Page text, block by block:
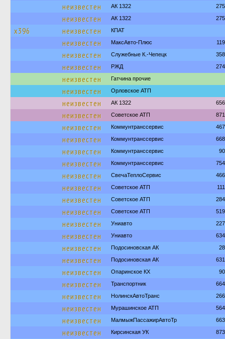
неизвестен АК 1322
неизвестен АК 1322
х396 неизвестен КПАТ
неизвестен МаксАвто-Плюс
неизвестен Служебные К.-Чепецк
неизвестен РЖД
неизвестен Гатчина прочие
неизвестен Орловское АТП
неизвестен АК 1322
неизвестен Советское АТП
неизвестен Коммунтранссервис
неизвестен Коммунтранссервис
неизвестен Коммунтранссервис
неизвестен Коммунтранссервис
неизвестен СвечаТеплоСервис
неизвестен Советское АТП
неизвестен Советское АТП
неизвестен Советское АТП
неизвестен Униавто
неизвестен Униавто
неизвестен Подосиновская АК
неизвестен Подосиновская АК
неизвестен Опаринское КХ
неизвестен Транспортник
неизвестен НолинскАвтоТранс
неизвестен Мурашинское АТП
неизвестен МалмыжПассажирАвтоТр
неизвестен Кирсинская УК